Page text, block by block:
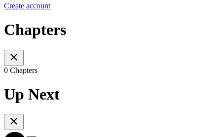
Create account
Chapters
0 Chapters
Up Next